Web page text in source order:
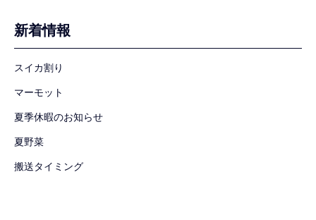
新着情報
スイカ割り
マーモット
夏季休暇のお知らせ
夏野菜
搬送タイミング